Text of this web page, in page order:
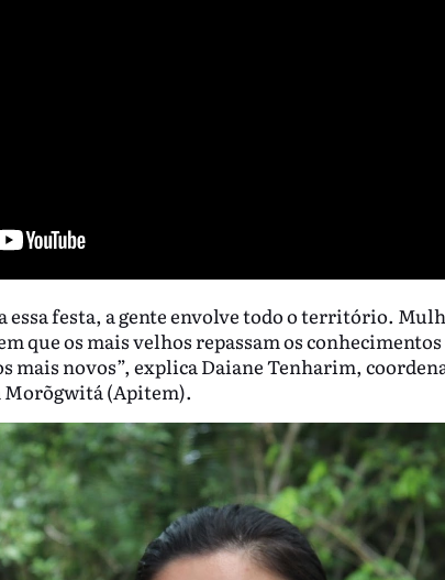
essa festa, a gente envolve todo o território.
que os mais velhos repassam os
mais novos”, explica Daiane Tenharim,
Morõgwitá (Apitem).